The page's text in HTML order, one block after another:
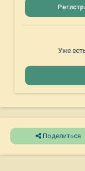
Уже
Поделиться